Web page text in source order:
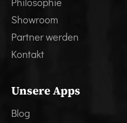
Showroom
Partner werden
Kontakt
Unsere Apps
Blog